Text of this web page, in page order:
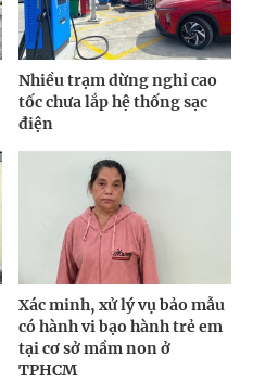
Nhiều trạm dừng nghỉ cao
tốc chưa lắp hệ thống sạc
điện
Xác minh, xử lý vụ bảo mẫu
có hành vi bạo hành trẻ em
tại cơ sở mầm non ở
TPHCM